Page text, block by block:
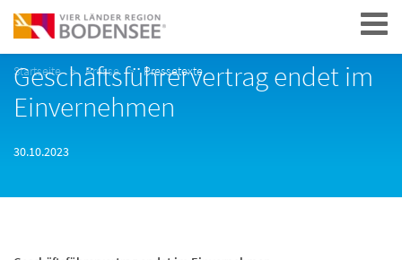
Navigation
Startseite Presse Pressetexte
Geschäftsführervertrag endet im
Einvernehmen
30.10.2023